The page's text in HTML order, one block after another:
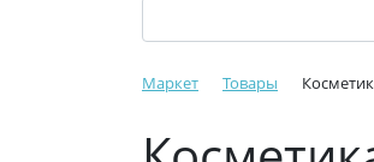
Маркет Товары